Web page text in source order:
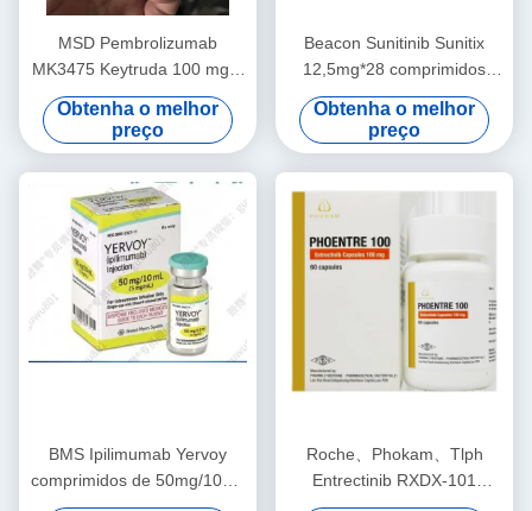
MSD Pembrolizumab
MK3475 Keytruda 100 mg/4
ml comprimidos Cancro
pulmonar não de células
pequenas, cancro pulmonar
de células pequenas, cancro
do cólon, cancro do
estômago, cancro do
esôfago, carcinoma
hepatocelular,
Obtenha o melhor
preço
Beacon Sunitinib Sunitix
12,5mg*28 comprimidos
Cancro da tiroide, carcinoma
de células renais, tumor
estromal gastrointestinal,
tumor fibroso solitário,
hemangiopericitoma, tumor
timoma
Obtenha o melhor
preço
BMS Ipilimumab Yervoy
comprimidos de 50mg/10mL
Câncer colorretal, carcinoma
Roche、Phokam、Tlph
Entrectinib RXDX-101
Rozlytrek 200 mg*90